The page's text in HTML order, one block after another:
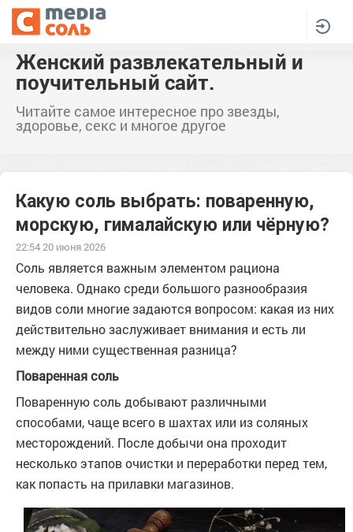
Женский развлекательный и
поучительный сайт.
Читайте самое интересное про звезды,
здоровье, секс и многое другое
Какую соль выбрать: поваренную,
морскую, гималайскую или чёрную?
22:54 20 июня 2026
Соль является важным элементом рациона
человека. Однако среди большого разнообразия
видов соли многие задаются вопросом: какая из них
действительно заслуживает внимания и есть ли
между ними существенная разница?
Поваренная соль
Поваренную соль добывают различными
способами, чаще всего в шахтах или из соляных
месторождений. После добычи она проходит
несколько этапов очистки и переработки перед тем,
как попасть на прилавки магазинов.